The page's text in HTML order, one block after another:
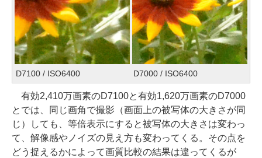
D7100 / ISO6400 D7000 / ISO6400
有効2,410万画素のD7100と有効1,620万画素のD7000
とでは、同じ画角で撮影（画面上の被写体の大きさが同
じ）しても、等倍表示にすると被写体の大きさは変わっ
て、解像感やノイズの見え方も変わってくる。その点を
どう捉えるかによって画質比較の結果は違ってくるが